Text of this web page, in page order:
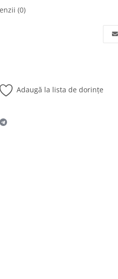
(0)
Adaugă la lista de dorințe